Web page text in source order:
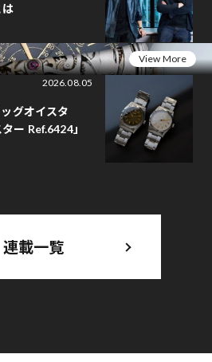
は
View More
2026.08.05
グオイスタ
ー Ref.6424」
連載一覧